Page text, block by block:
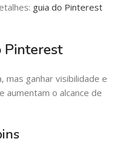
guia do Pinterest
Pinterest
mas ganhar visibilidade e
aumentam o alcance de